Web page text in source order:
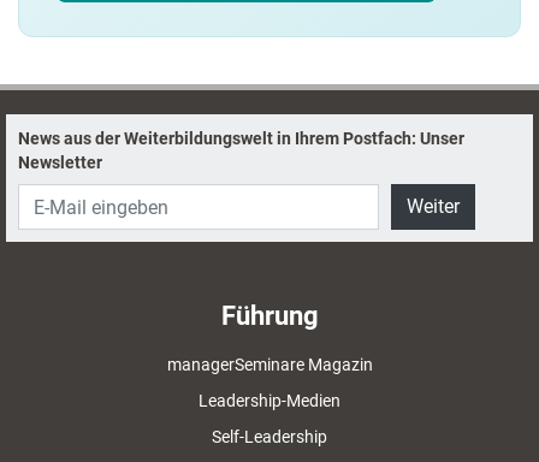
News aus der Weiterbildungswelt in Ihrem Postfach: Unser
Newsletter
Weiter
Führung
managerSeminare Magazin
Leadership-Medien
Self-Leadership